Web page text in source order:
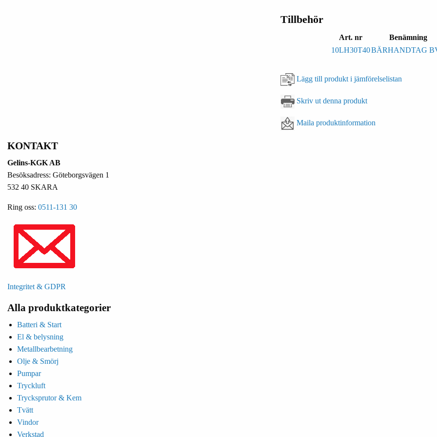
Tillbehör
Art. nr
Benämning
10LH30T40BÄRHANDTAG
Lägg till produkt i jämförelselistan
Skriv ut denna produkt
Maila produktinformation
KONTAKT
Gelins-KGK AB
Besöksadress: Göteborgsvägen 1
532 40 SKARA
Ring oss: 0511-131 30
Integritet & GDPR
Alla produktkategorier
Batteri & Start
El & belysning
Metallbearbetning
Olje & Smörj
Pumpar
Tryckluft
Trycksprutor & Kem
Tvätt
Vindor
Verkstad